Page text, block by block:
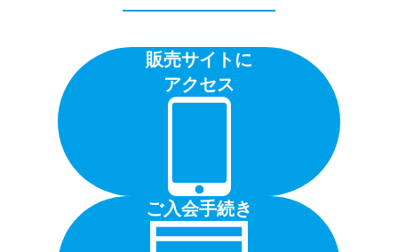
販売サイトに
アクセス
ご入会手続き